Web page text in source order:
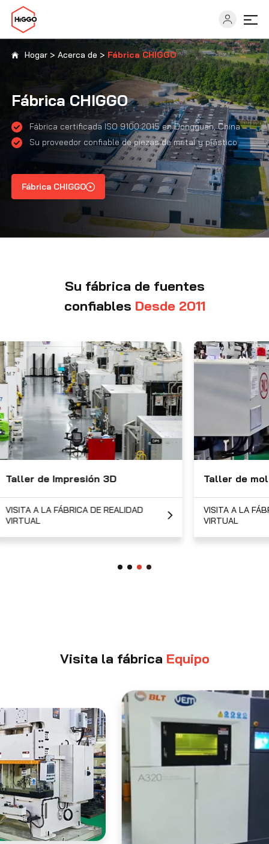
Capacidades
Soluciones
Recursos
Hogar >Acerca de > Fábrica CHIGGO
Fábrica CHIGGO
Fábrica certificada ISO 9100:2015 en Dongguan, China
Su proveedor confiable de piezas de metal y plástico
Fábrica CHIGGO
Su fábrica de fuentes
confiables Desde 2011
Taller de moldeo por inyección
VISITA A LA FÁBRICA DE REALIDAD
Visita la fábrica Equipo